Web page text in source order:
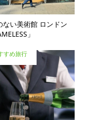
ない美術館 ロンドン
」
すめ旅行